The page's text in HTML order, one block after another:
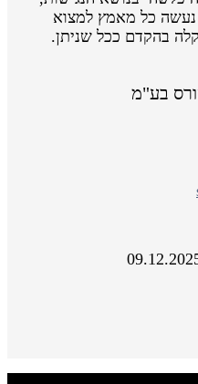
כל מאמץ למצוא
בהקדם ככל שניתן.
בע"מ